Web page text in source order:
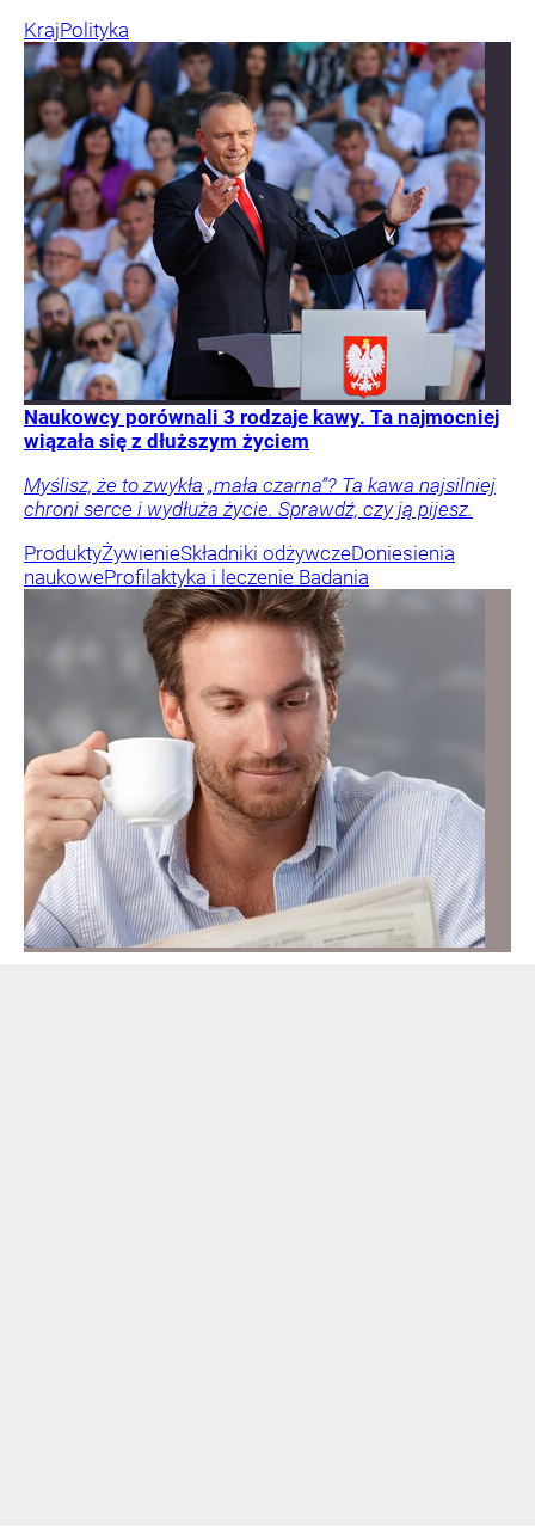
KrajPolityka
Naukowcy porównali 3 rodzaje kawy. Ta najmocniej
wiązała się z dłuższym życiem
Myślisz, że to zwykła „mała czarna”? Ta kawa najsilniej
chroni serce i wydłuża życie. Sprawdź, czy ją pijesz.
ProduktyŻywienieSkładniki odżywczeDoniesienia
naukoweProfilaktyka i leczenie Badania